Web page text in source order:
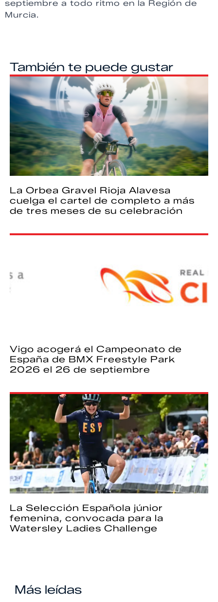
septiembre a todo ritmo en la Región de
Murcia.
También te puede gustar
La Orbea Gravel Rioja Alavesa
cuelga el cartel de completo a más
de tres meses de su celebración
Vigo acogerá el Campeonato de
España de BMX Freestyle Park
2026 el 26 de septiembre
La Selección Española júnior
femenina, convocada para la
Watersley Ladies Challenge
Más leídas